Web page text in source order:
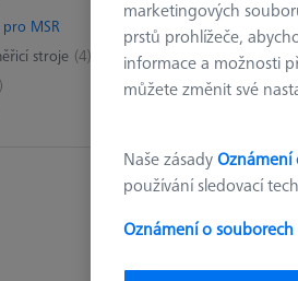
MSR
stroje (4)
marketingových
prstů prohlížeče,
informace a možnosti
můžete změnit své
Naše zásady
používání sledovací
Oznámení o